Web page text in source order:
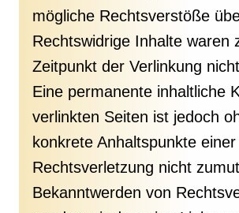
mögliche Rechtsverstöße
Rechtswidrige Inhalte waren
Zeitpunkt der Verlinkung
Eine permanente inhaltliche
verlinkten Seiten ist jedoch
konkrete Anhaltspunkte einer
Rechtsverletzung nicht
Bekanntwerden von